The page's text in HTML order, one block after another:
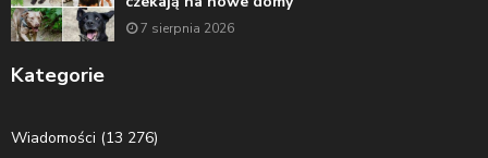
7 sierpnia 2026
Kategorie
Wiadomości (13 276)